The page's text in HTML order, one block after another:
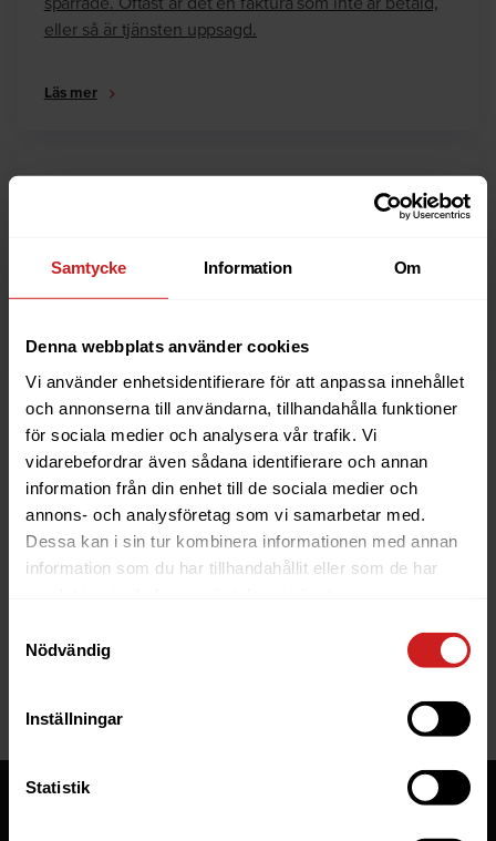
Samtycke Information Om
Denna webbplats använder cookies
Vi använder enhetsidentifierare för att anpassa innehållet
och annonserna till användarna, tillhandahålla funktioner
för sociala medier och analysera vår trafik. Vi
vidarebefordrar även sådana identifierare och annan
information från din enhet till de sociala medier och
annons- och analysföretag som vi samarbetar med.
Dessa kan i sin tur kombinera informationen med annan
information som du har tillhandahållit eller som de har
Nödvändig
Inställningar
Statistik
eller så är tjänsten uppsagd.
Läs mer
Är du ägare till hemsidan eller domännamnet så har
anledningarna till varför en hemsida är spärrad.
Läs mer
The website you were trying to
reach has been suspended
If you are the owner of this website or domain please
read
website to be suspended.